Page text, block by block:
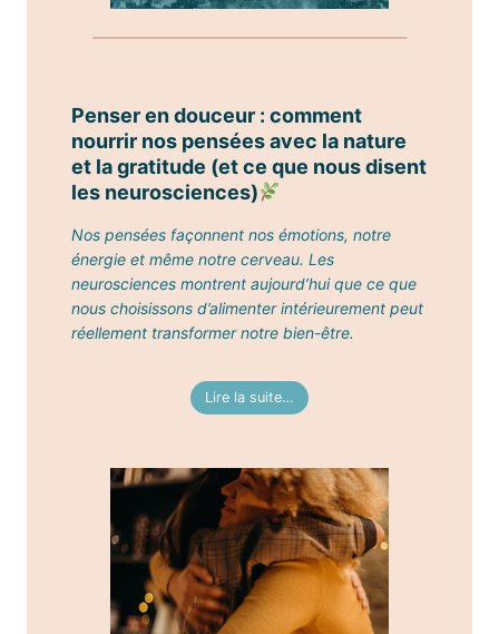
Penser en douceur : comment
nourrir nos pensées avec la nature
et la gratitude (et ce que nous disent
les neurosciences)
Nos pensées façonnent nos émotions, notre
énergie et même notre cerveau. Les
neurosciences montrent aujourd’hui que ce que
nous choisissons d’alimenter intérieurement peut
réellement transformer notre bien-être.
Lire la suite…